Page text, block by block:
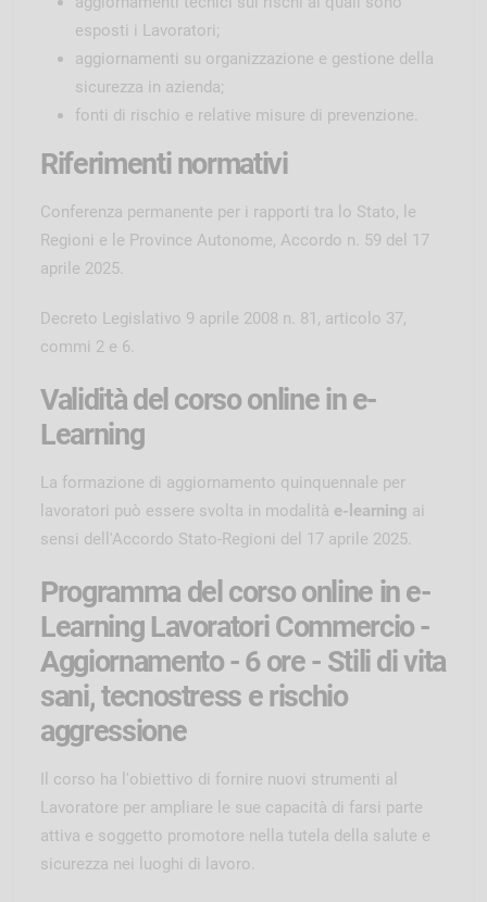
esposti i Lavoratori;
aggiornamenti su organizzazione e gestione della
sicurezza in azienda;
fonti di rischio e relative misure di prevenzione.
Riferimenti normativi
Conferenza permanente per i rapporti tra lo Stato, le
Regioni e le Province Autonome, Accordo n. 59 del 17
aprile 2025.
Decreto Legislativo 9 aprile 2008 n. 81, articolo 37,
commi 2 e 6.
Validità del corso online in e-
Learning
La formazione di aggiornamento quinquennale per
lavoratori può essere svolta in modalità e-learning ai
sensi dell'Accordo Stato-Regioni del 17 aprile 2025.
Programma del corso online in e-
Learning Lavoratori Commercio -
Aggiornamento - 6 ore - Stili di vita
sani, tecnostress e rischio
aggressione
Il corso ha l'obiettivo di fornire nuovi strumenti al
Lavoratore per ampliare le sue capacità di farsi parte
attiva e soggetto promotore nella tutela della salute e
sicurezza nei luoghi di lavoro.